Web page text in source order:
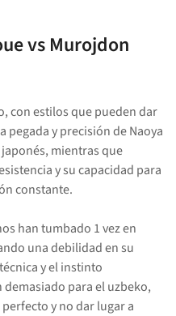
vs Murojdon
con estilos que pueden dar
pegada y precisión de Naoya
mientras que
y su capacidad para
constante.
han tumbado 1 vez en
una debilidad en su
y el instinto
para el uzbeko,
y no dar lugar a